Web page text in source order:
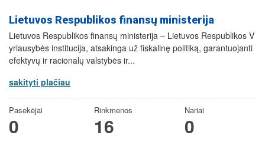
Lietuvos Respublikos finansų ministerija
Lietuvos Respublikos finansų ministerija – Lietuvos Respublikos V
yriausybės institucija, atsakinga už fiskalinę politiką, garantuojanti
efektyvų ir racionalų valstybės ir...
sakityti plačiau
Pasekėjai
0
Rinkmenos
16
Nariai
0